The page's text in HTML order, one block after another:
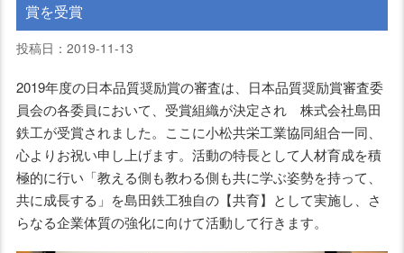
賞を受賞
投稿日：2019-11-13
2019年度の日本品質奨励賞の審査は、日本品質奨励賞審査委
員会の各委員において、受賞組織が決定され 株式会社島田
鉄工が受賞されました。ここに小松共栄工業協同組合一同、
心よりお祝い申し上げます。活動の特長として人材育成を積
極的に行い「教える側も教わる側も共に学ぶ姿勢を持って、
共に成長する」を島田鉄工独自の【共育】として実施し、さ
らなる企業体質の強化に向けて活動して行きます。